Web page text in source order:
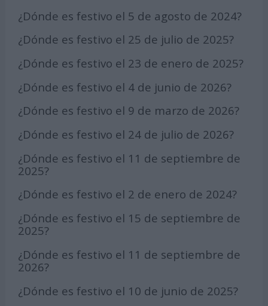
¿Dónde es festivo el 5 de agosto de 2024?
¿Dónde es festivo el 25 de julio de 2025?
¿Dónde es festivo el 23 de enero de 2025?
¿Dónde es festivo el 4 de junio de 2026?
¿Dónde es festivo el 9 de marzo de 2026?
¿Dónde es festivo el 24 de julio de 2026?
¿Dónde es festivo el 11 de septiembre de
2025?
¿Dónde es festivo el 2 de enero de 2024?
¿Dónde es festivo el 15 de septiembre de
2025?
¿Dónde es festivo el 11 de septiembre de
2026?
¿Dónde es festivo el 10 de junio de 2025?